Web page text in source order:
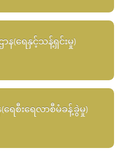
န(ရေနှင့်သန့်ရှင်းမှု)
ရေစီးရေလာစီမံခန့်ခွဲမှု)